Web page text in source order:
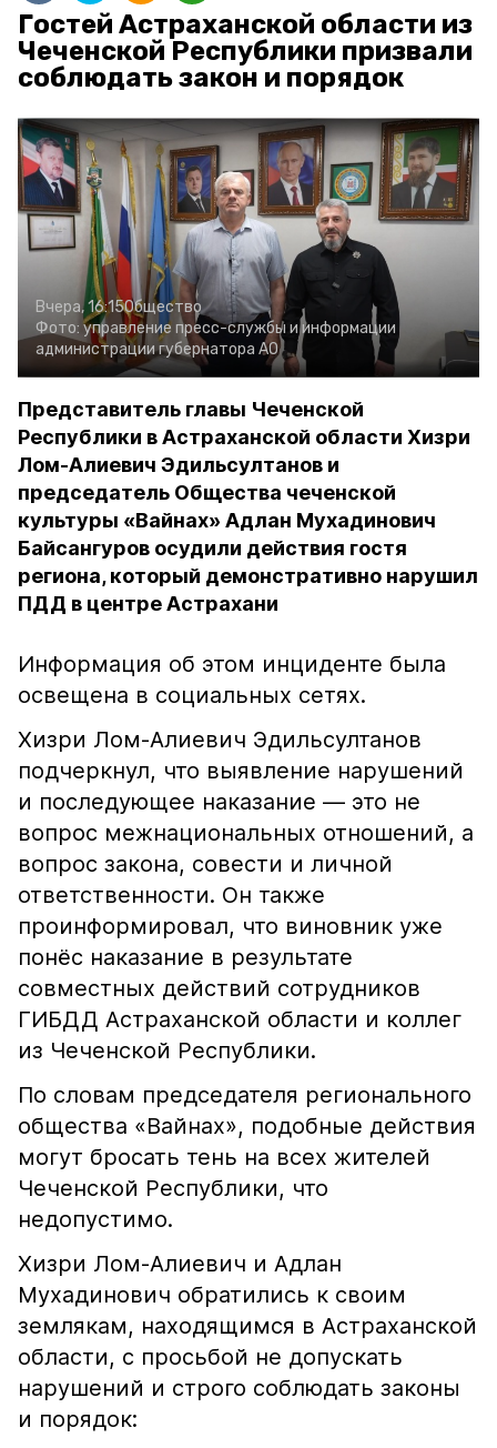
Гостей Астраханской области из
Чеченской Республики призвали
соблюдать закон и порядок
Вчера, 16:15Общество
Фото: управление пресс-службы и информации
администрации губернатора АО
Представитель главы Чеченской
Республики в Астраханской области Хизри
Лом-Алиевич Эдильсултанов и
председатель Общества чеченской
культуры «Вайнах» Адлан Мухадинович
Байсангуров осудили действия гостя
региона, который демонстративно нарушил
ПДД в центре Астрахани
Информация об этом инциденте была
освещена в социальных сетях.
Хизри Лом-Алиевич Эдильсултанов
подчеркнул, что выявление нарушений
и последующее наказание — это не
вопрос межнациональных отношений, а
вопрос закона, совести и личной
ответственности. Он также
проинформировал, что виновник уже
понёс наказание в результате
совместных действий сотрудников
ГИБДД Астраханской области и коллег
из Чеченской Республики.
По словам председателя регионального
общества «Вайнах», подобные действия
могут бросать тень на всех жителей
Чеченской Республики, что
недопустимо.
Хизри Лом-Алиевич и Адлан
Мухадинович обратились к своим
землякам, находящимся в Астраханской
области, с просьбой не допускать
нарушений и строго соблюдать законы
и порядок: